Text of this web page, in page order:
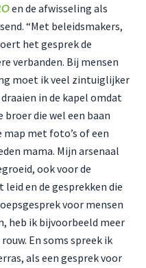
en de afwisseling als
“Met beleidsmakers,
het gesprek de
verbanden. Bij mensen
moet ik veel zintuiglijker
in de kapel omdat
die wel een baan
map met foto’s of een
mama. Mijn arsenaal
ook voor de
en de gesprekken die
voor mensen
heb ik bijvoorbeeld meer
En soms spreek ik
als een gesprek voor